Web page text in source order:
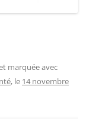
marquée avec
, le 14 novembre